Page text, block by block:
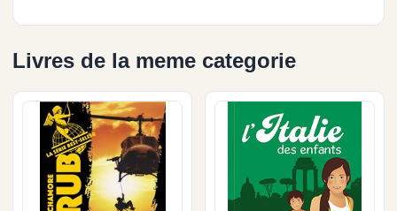
Livres de la meme categorie